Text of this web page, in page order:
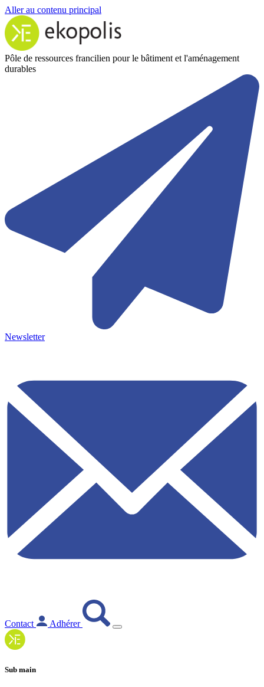
Aller au contenu principal
Pôle de ressources francilien pour le bâtiment et l'aménagement
durables
Newsletter
Contact Adhérer
Sub main